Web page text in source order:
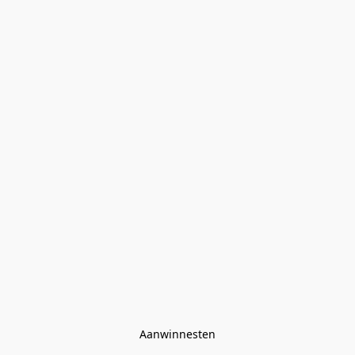
Aanwinnesten